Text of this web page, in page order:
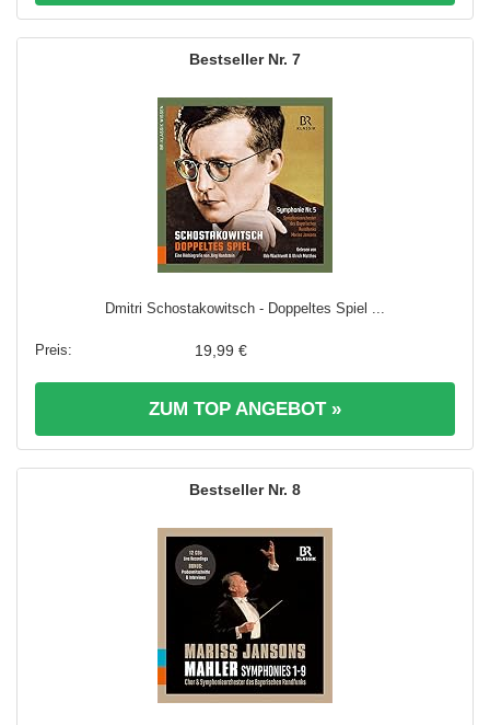
7
Dmitri Schostakowitsch - Doppeltes Spiel ...
19,99 €
ZUM TOP ANGEBOT »
8